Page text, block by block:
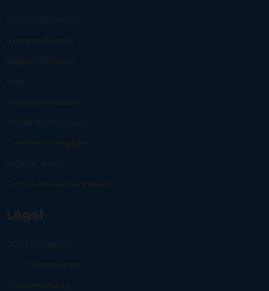
Devenir partenaire
À propos de nous
Rapport d’impact
Blog
Foire aux questions
Assistant virtuel 24/7
Commerces engagés
Page de status
Carlo Business | Dashboard
Légal
CGU | Utilisateurs
CGV | Commerçants
CGU Lemonway